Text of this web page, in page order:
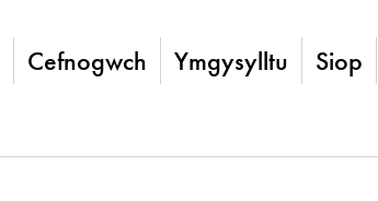
Cefnogwch Ymgysylltu Siop